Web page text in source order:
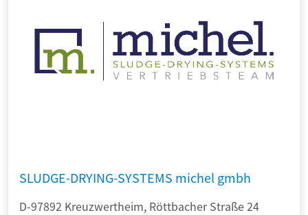
SLUDGE-DRYING-SYSTEMS michel gmbh
D-97892 Kreuzwertheim, Röttbacher Straße 24